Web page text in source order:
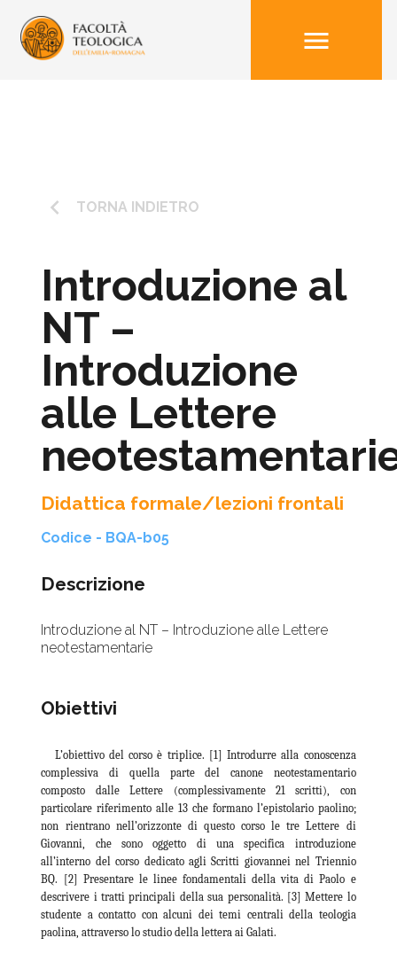
menu
keyboard_arrow_left TORNA INDIETRO
Introduzione al
NT –
Introduzione
alle Lettere
Didattica formale/lezioni frontali
Codice - BQA-b05
Descrizione
Introduzione al NT – Introduzione alle Lettere
neotestamentarie
Obiettivi
L’obiettivo del corso è triplice. [1] Introdurre alla conoscenza
complessiva di quella parte del canone neotestamentario
composto dalle Lettere (complessivamente 21 scritti), con
particolare riferimento alle 13 che formano l’epistolario paolino;
non rientrano nell’orizzonte di questo corso le tre Lettere di
Giovanni, che sono oggetto di una specifica introduzione
all’interno del corso dedicato agli Scritti giovannei nel Triennio
BQ. [2] Presentare le linee fondamentali della vita di Paolo e
descrivere i tratti principali della sua personalità. [3] Mettere lo
studente a contatto con alcuni dei temi centrali della teologia
paolina, attraverso lo studio della lettera ai Galati.